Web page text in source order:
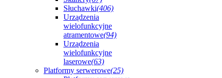
Słuchawki(406)
Urządzenia
wielofunkcyjne
atramentowe(94)
Urządzenia
wielofunkcyjne
laserowe(63)
Platformy serwerowe(25)